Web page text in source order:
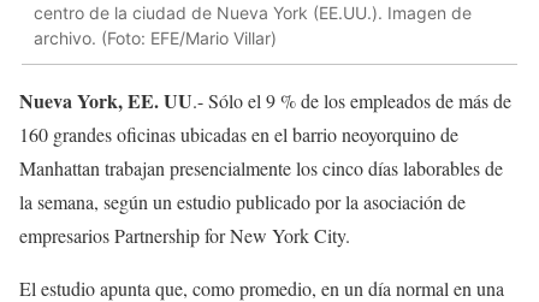
centro de la ciudad de Nueva York (EE.UU.). Imagen de
archivo. (Foto: EFE/Mario Villar)
Nueva York, EE. UU.- Sólo el 9 % de los empleados de más de
160 grandes oficinas ubicadas en el barrio neoyorquino de
Manhattan trabajan presencialmente los cinco días laborables de
la semana, según un estudio publicado por la asociación de
empresarios Partnership for New York City.
El estudio apunta que, como promedio, en un día normal en una